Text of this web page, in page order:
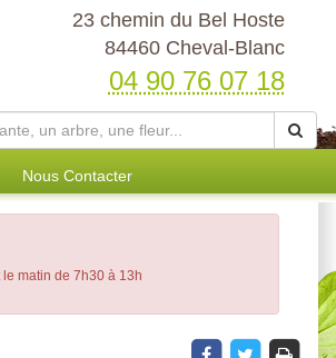
23 chemin du Bel Hoste
84460 Cheval-Blanc
04 90 76 07 18
Nous Contacter
matin de 7h30 à 13h